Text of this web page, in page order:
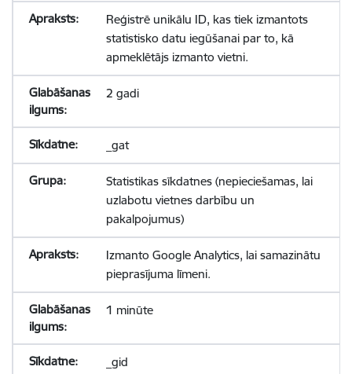
Reģistrē unikālu ID, kas tiek izmantots
statistisko datu iegūšanai par to, kā
apmeklētājs izmanto vietni.
2 gadi
_gat
Statistikas sīkdatnes (nepieciešamas, lai
uzlabotu vietnes darbību un
pakalpojumus)
Izmanto Google Analytics, lai samazinātu
pieprasījuma līmeni.
1 minūte
_gid